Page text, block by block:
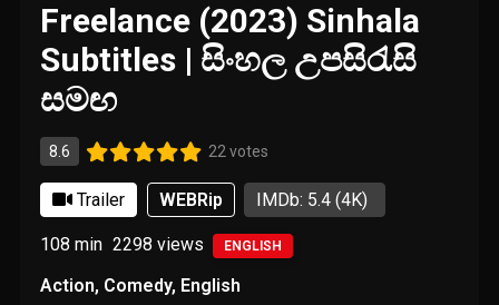
Freelance (2023) Sinhala
Subtitles | සිංහල උපසිරැසි
සමඟ
8.6 22 votes
Trailer WEBRip IMDb: 5.4(4K)
108 min 2298 views ENGLISH
Action, Comedy, English